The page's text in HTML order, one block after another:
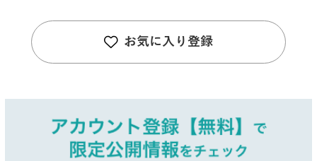
お気に入り登録